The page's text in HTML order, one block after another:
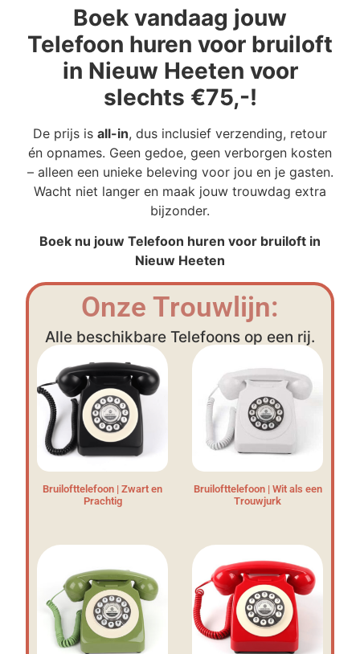
Boek vandaag jouw
Telefoon huren voor bruiloft
in Nieuw Heeten voor
slechts €75,-!
De prijs is all-in, dus inclusief verzending, retour
én opnames. Geen gedoe, geen verborgen kosten
– alleen een unieke beleving voor jou en je gasten.
Wacht niet langer en maak jouw trouwdag extra
bijzonder.
Boek nu jouw Telefoon huren voor bruiloft in
Nieuw Heeten
Onze Trouwlijn:
Alle beschikbare Telefoons op een rij.
Bruilofttelefoon | Zwart en
Prachtig
Bruilofttelefoon | Wit als een
Trouwjurk